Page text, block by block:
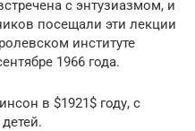
с энтузиазмом, и
посещали эти лекции
институте
1966 года.
в $1921$ году, с